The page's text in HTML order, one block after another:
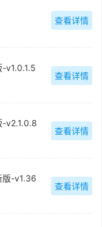
查看详情
-v1.0.1.5
查看详情
-v2.1.0.8
查看详情
版-v1.36
查看详情